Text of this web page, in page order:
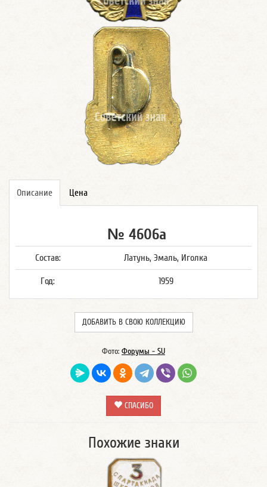
Описание Цена
№ 4606а
Состав: Латунь, Эмаль, Иголка
Год: 1959
ДОБАВИТЬ В СВОЮ КОЛЛЕКЦИЮ
Фото: Форумы - SU
СПАСИБО
Похожие знаки